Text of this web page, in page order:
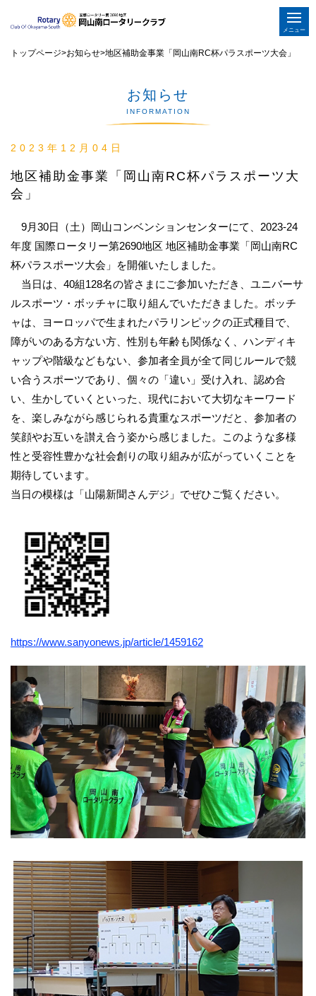
メニュー
トップページ>お知らせ>地区補助金事業「岡山南RC杯パラスポーツ大会」
お知らせ
INFORMATION
2023年12月04日
地区補助金事業「岡山南RC杯パラスポーツ大
会」
9月30日（土）岡山コンベンションセンターにて、2023-24
年度 国際ロータリー第2690地区 地区補助金事業「岡山南RC
杯パラスポーツ大会」を開催いたしました。
当日は、40組128名の皆さまにご参加いただき、ユニバーサ
ルスポーツ・ボッチャに取り組んでいただきました。ボッチ
ャは、ヨーロッパで生まれたパラリンピックの正式種目で、
障がいのある方ない方、性別も年齢も関係なく、ハンディキ
ャップや階級などもない、参加者全員が全て同じルールで競
い合うスポーツであり、個々の「違い」受け入れ、認め合
い、生かしていくといった、現代において大切なキーワード
を、楽しみながら感じられる貴重なスポーツだと、参加者の
笑顔やお互いを讃え合う姿から感じました。このような多様
性と受容性豊かな社会創りの取り組みが広がっていくことを
期待しています。
当日の模様は「山陽新聞さんデジ」でぜひご覧ください。
https://www.sanyonews.jp/article/1459162